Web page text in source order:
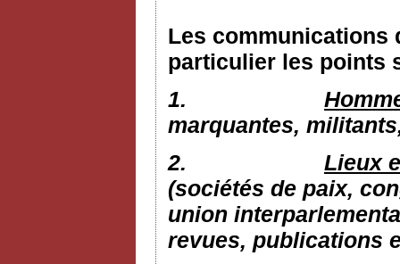
Les communications
particulier les points
1.
marquantes,
2.
Lieux
(sociétés de paix,
union
revues, publications